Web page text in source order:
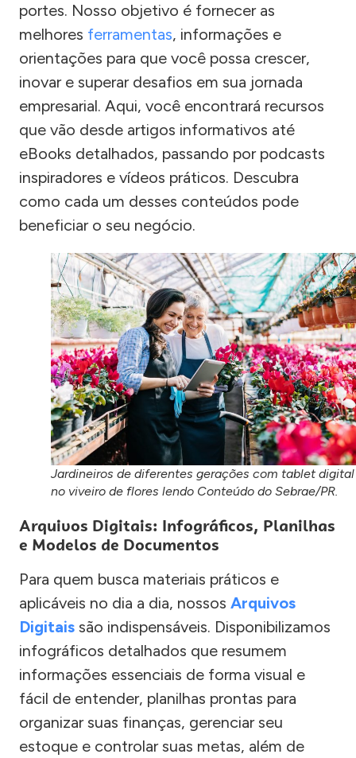
portes. Nosso objetivo é fornecer as
melhores ferramentas, informações e
orientações para que você possa crescer,
inovar e superar desafios em sua jornada
empresarial. Aqui, você encontrará recursos
que vão desde artigos informativos até
eBooks detalhados, passando por podcasts
inspiradores e vídeos práticos. Descubra
como cada um desses conteúdos pode
beneficiar o seu negócio.
Jardineiros de diferentes gerações com tablet digital
no viveiro de flores lendo Conteúdo do Sebrae/PR.
Arquivos Digitais: Infográficos, Planilhas
e Modelos de Documentos
Para quem busca materiais práticos e
aplicáveis no dia a dia, nossos Arquivos
Digitais são indispensáveis. Disponibilizamos
infográficos detalhados que resumem
informações essenciais de forma visual e
fácil de entender, planilhas prontas para
organizar suas finanças, gerenciar seu
estoque e controlar suas metas, além de